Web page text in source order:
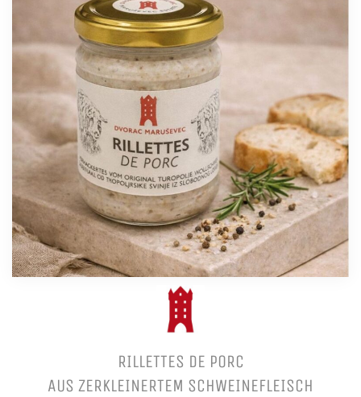
RILLETTES DE PORC
AUS ZERKLEINERTEM SCHWEINEFLEISCH